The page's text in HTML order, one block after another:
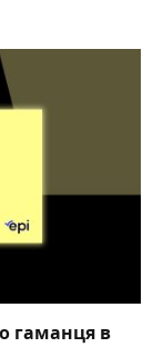
гаманця в